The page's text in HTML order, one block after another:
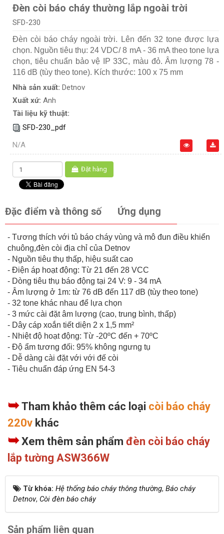
Đèn còi báo cháy thường lắp ngoài trời
SFD-230
Đèn còi báo cháy ngoài trời. Lên đến 32 tone được lựa
chọn. Nguồn tiêu thụ: 24 VDC/ 8 mA - 36 mA theo tone lựa
chọn, tiêu chuẩn bảo vệ IP 33C, màu đỏ. Âm lượng 78 -
116 dB (tùy theo tone). Kích thước: 100 x 75 mm
Nhà sản xuất: Detnov
Xuất xứ: Anh
Tài liệu kỹ thuật:
SFD-230_pdf
N/A
Đặt hàng
Đặc điểm và thông số Ứng dụng
- Tương thích với tủ báo cháy vùng và mô đun điều khiển
chuông,đèn còi địa chỉ của Detnov
- Nguồn tiêu thụ thấp, hiệu suất cao
- Điện áp hoạt động: Từ 21 đến 28 VCC
- Dòng tiêu thụ báo động tại 24 V: 9 - 34 mA
- Âm lượng ở 1m: từ 76 dB đến 117 dB (tùy theo tone)
- 32 tone khác nhau để lựa chọn
- 3 mức cài đặt âm lượng (cao, trung bình, thấp)
- Dây cáp xoắn tiết diện 2 x 1,5 mm²
- Nhiệt độ hoạt động: Từ -20ºC đến + 70ºC
- Độ ẩm tương đối: 95% không ngưng tụ
- Dễ dàng cài đặt với với đế còi
- Tiêu chuẩn đáp ứng EN 54-3
➥Tham khảo thêm các loại còi báo cháy
220v khác
➥Xem thêm sản phẩm đèn còi báo cháy
lắp tường ASW366W
Từ khóa: Hệ thống báo cháy thông thường, Báo cháy
Detnov, Còi đèn báo cháy
Sản phẩm liên quan